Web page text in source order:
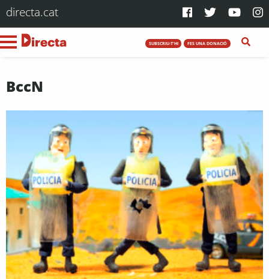
directa.cat
SUBSCRIU-T'HI FES UNA DONACIÓ
BccN